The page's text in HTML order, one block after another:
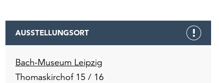
AUSSTELLUNGSORT
Bach-Museum Leipzig
Thomaskirchof 15 / 16